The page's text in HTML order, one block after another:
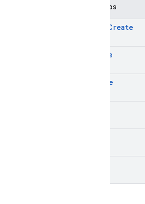
Métodos
Create
create
delete